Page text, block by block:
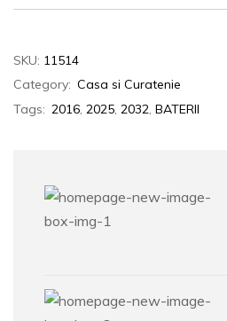
SKU: 11514
Category: Casa si Curatenie
Tags: 2016, 2025, 2032, BATERII